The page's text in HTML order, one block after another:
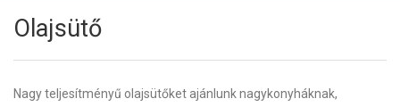
Olajsütő
Nagy teljesítményű olajsütőket ajánlunk nagykonyháknak,